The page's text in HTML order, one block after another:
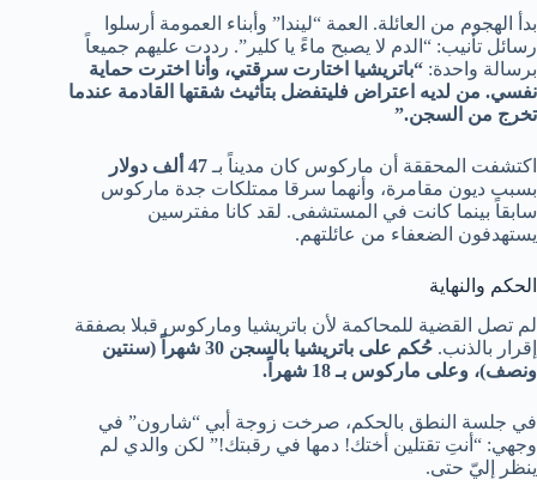
بدأ الهجوم من العائلة. العمة “ليندا” وأبناء العمومة أرسلوا
رسائل تأنيب: “الدم لا يصبح ماءً يا كلير”. رددت عليهم جميعاً
برسالة واحدة: “باتريشيا اختارت سرقتي، وأنا اخترت حماية
نفسي. من لديه اعتراض فليتفضل بتأثيث شقتها القادمة عندما
تخرج من السجن.”
اكتشفت المحققة أن ماركوس كان مديناً بـ 47 ألف دولار
بسبب ديون مقامرة، وأنهما سرقا ممتلكات جدة ماركوس
سابقاً بينما كانت في المستشفى. لقد كانا مفترسين
يستهدفون الضعفاء من عائلتهم.
الحكم والنهاية
لم تصل القضية للمحاكمة لأن باتريشيا وماركوس قبلا بصفقة
إقرار بالذنب.
حُكم على باتريشيا بالسجن 30 شهراً (سنتين
ونصف)، وعلى ماركوس بـ 18 شهراً.
في جلسة النطق بالحكم، صرخت زوجة أبي “شارون” في
وجهي: “أنتِ تقتلين أختك! دمها في رقبتك!” لكن والدي لم
ينظر إليّ حتى.